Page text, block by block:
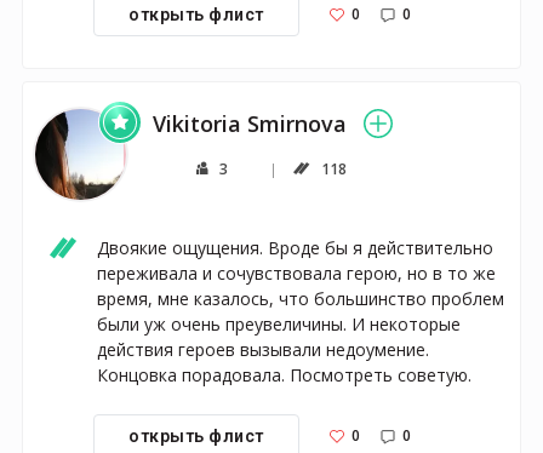
открыть флист 0 0
Vikitoria Smirnova
3 118
Двоякие ощущения. Вроде бы я действительно
переживала и сочувствовала герою, но в то же
время, мне казалось, что большинство проблем
были уж очень преувеличины. И некоторые
действия героев вызывали недоумение.
Концовка порадовала. Посмотреть советую.
открыть флист 0 0